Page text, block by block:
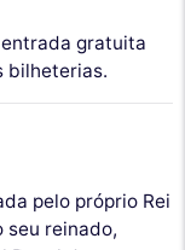
gratuita
bilheterias.
pelo próprio Rei
seu reinado,